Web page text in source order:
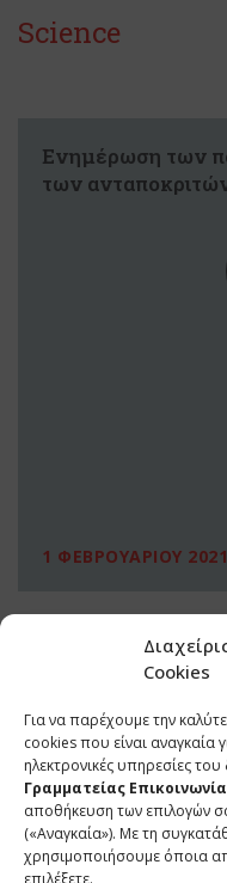
Cookies
Για να παρέχουμε την
cookies που είναι αναγκαία
ηλεκτρονικές υπηρεσίες
Γραμματείας
αποθήκευση των επιλογών
(«Αναγκαία»). Με τη
χρησιμοποιήσουμε όποια
επιλέξετε.
Science
Eνημέρωση των
των
1 ΦΕΒΡΟΥΑΡΙΟΥ 2021